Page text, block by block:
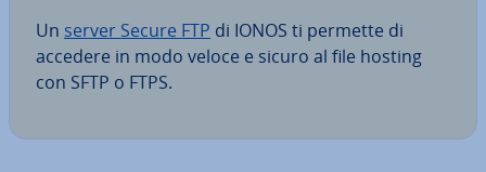
Un server Secure FTP di IONOS ti permette di
accedere in modo veloce e sicuro al file hosting
con SFTP o FTPS.